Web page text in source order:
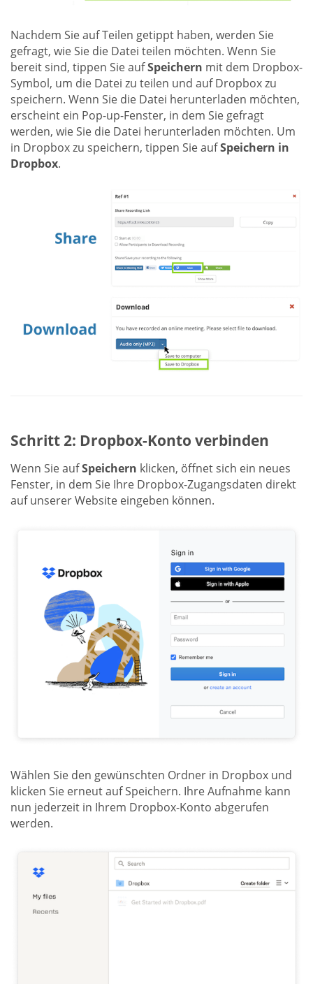
Nachdem Sie auf Teilen getippt haben, werden Sie
gefragt, wie Sie die Datei teilen möchten. Wenn Sie
bereit sind, tippen Sie aufSpeichern mit dem Dropbox-
Symbol, um die Datei zu teilen und auf Dropbox zu
speichern. Wenn Sie die Datei herunterladen möchten,
erscheint ein Pop-up-Fenster, in dem Sie gefragt
werden, wie Sie die Datei herunterladen möchten. Um
in Dropbox zu speichern, tippen Sie aufSpeichern in
Dropbox.
Schritt 2: Dropbox-Konto verbinden
Wenn Sie aufSpeichern klicken, öffnet sich ein neues
Fenster, in dem Sie Ihre Dropbox-Zugangsdaten direkt
auf unserer Website eingeben können.
Wählen Sie den gewünschten Ordner in Dropbox und
klicken Sie erneut auf Speichern. Ihre Aufnahme kann
nun jederzeit in Ihrem Dropbox-Konto abgerufen
werden.